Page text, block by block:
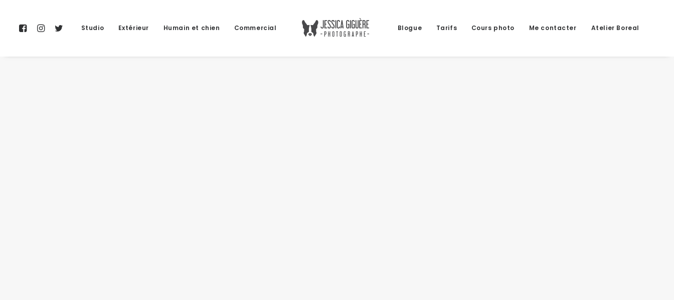
Studio Extérieur Humain et chien Commercial Blogue Tarifs Cours photo Me contacter Atelier Boreal